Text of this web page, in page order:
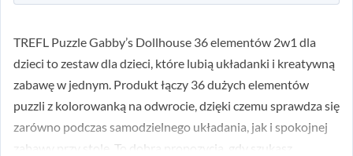
TREFL Puzzle Gabby’s Dollhouse 36 elementów 2w1 dla
dzieci to zestaw dla dzieci, które lubią układanki i kreatywną
zabawę w jednym. Produkt łączy 36 dużych elementów
puzzli z kolorowanką na odwrocie, dzięki czemu sprawdza się
zarówno podczas samodzielnego układania, jak i spokojnej
zabawy przy stole. To dobra propozycja, gdy szukasz